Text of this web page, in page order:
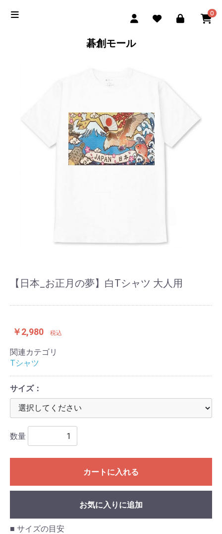
0
碁創モール
【日本_お正月の夢】白Tシャツ 大人用
￥2,980 税込
関連カテゴリ
Tシャツ
サイズ：
数量
カートに入れる
お気に入りに追加
■ サイズの目安